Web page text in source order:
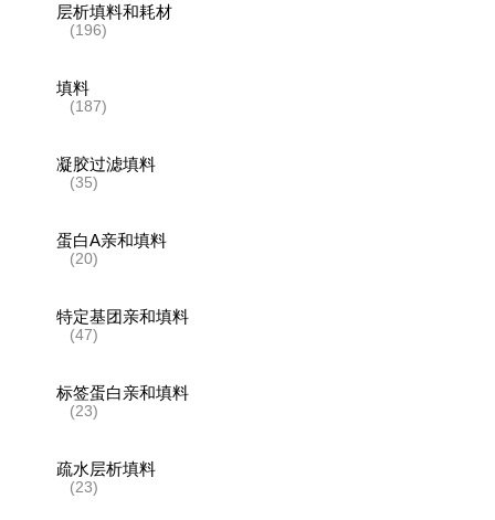
层析填料和耗材
(196)
填料
(187)
凝胶过滤填料
(35)
蛋白A亲和填料
(20)
特定基团亲和填料
(47)
标签蛋白亲和填料
(23)
疏水层析填料
(23)